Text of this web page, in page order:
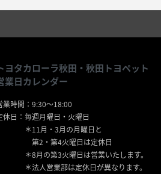
ヨタカローラ秋田・秋田トヨペット
業日カレンダー
業時間：9:30〜18:00
休日：毎週月曜日・火曜日
＊11月・3月の月曜日と
第2・第4火曜日は定休日
＊8月の第3火曜日は営業いたします。
＊法人営業部は定休日が異なります。